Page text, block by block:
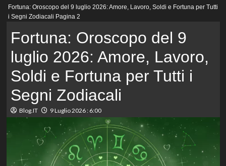
principale
Fortuna: Oroscopo del 9 luglio 2026: Amore, Lavoro, Soldi e Fortuna per Tutti
i Segni Zodiacali Pagina 2
Fortuna: Oroscopo del 9
luglio 2026: Amore, Lavoro,
Soldi e Fortuna per Tutti i
Segni Zodiacali
Blog.IT 9 Luglio 2026 : 6:00